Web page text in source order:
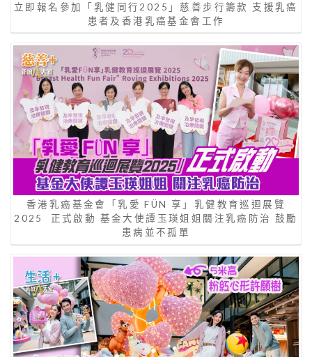
立即報名參加「乳健同行2025」慈善步行籌款 支援乳癌
患者及香港乳癌基金會工作
香港乳癌基金會「乳愛 FÜN 享」乳健教育巡迴展覽
2025 正式啟動 基金大使譚玉瑛姐姐關注乳癌防治 鼓勵
患病並不孤單